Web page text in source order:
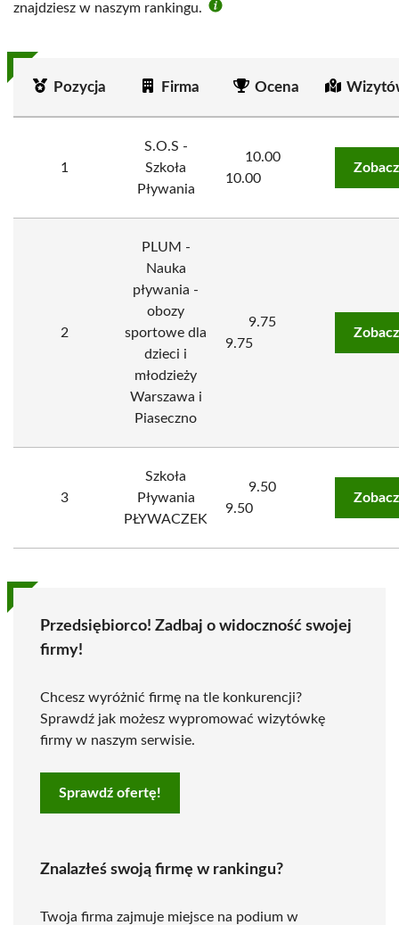
znajdziesz w naszym rankingu.
Pozycja Firma Ocena
1
S.O.S -
Szkoła
Pływania
10.00
10.00
2
PLUM -
Nauka
pływania -
obozy
sportowe dla
dzieci i
młodzieży
Warszawa i
Piaseczno
9.75
9.75
3
Szkoła
Pływania
PŁYWACZEK
9.50
9.50
Przedsiębiorco! Zadbaj o widoczność swojej
firmy!
Chcesz wyróżnić firmę na tle konkurencji?
Sprawdź jak możesz wypromować wizytówkę
firmy w naszym serwisie.
Sprawdź ofertę!
Znalazłeś swoją firmę w rankingu?
Twoja firma zajmuje miejsce na podium w